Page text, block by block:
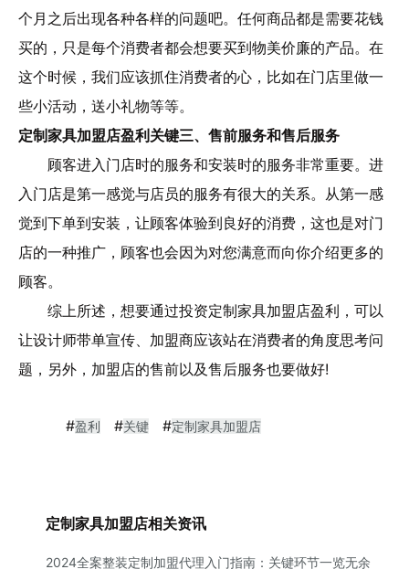
个月之后出现各种各样的问题吧。任何商品都是需要花钱
买的，只是每个消费者都会想要买到物美价廉的产品。在
这个时候，我们应该抓住消费者的心，比如在门店里做一
些小活动，送小礼物等等。
定制家具加盟店盈利关键三、售前服务和售后服务
顾客进入门店时的服务和安装时的服务非常重要。进
入门店是第一感觉与店员的服务有很大的关系。从第一感
觉到下单到安装，让顾客体验到良好的消费，这也是对门
店的一种推广，顾客也会因为对您满意而向你介绍更多的
顾客。
综上所述，想要通过投资定制家具加盟店盈利，可以
让设计师带单宣传、加盟商应该站在消费者的角度思考问
题，另外，加盟店的售前以及售后服务也要做好!
#盈利 #关键 #定制家具加盟店
定制家具加盟店相关资讯
2024全案整装定制加盟代理入门指南：关键环节一览无余